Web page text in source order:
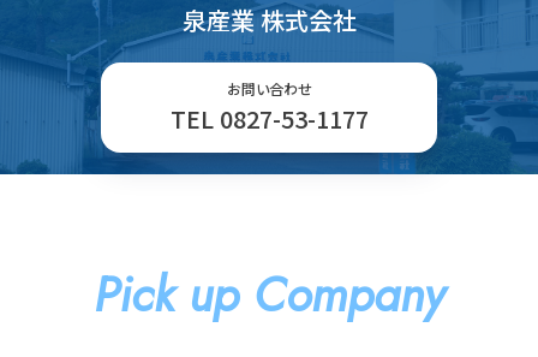
泉産業 株式会社
お問い合わせ
TEL 0827-53-1177
Pick up Company